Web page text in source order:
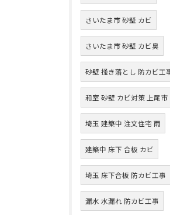
さいたま市 砂壁 カビ
さいたま市 砂壁 カビ臭
砂壁 掻き落とし 防カビ工
和室 砂壁 カビ対策 上尾市
埼玉 建築中 注文住宅 雨
建築中 床下 合板 カビ
埼玉 床下合板 防カビ工事
漏水 水漏れ 防カビ工事